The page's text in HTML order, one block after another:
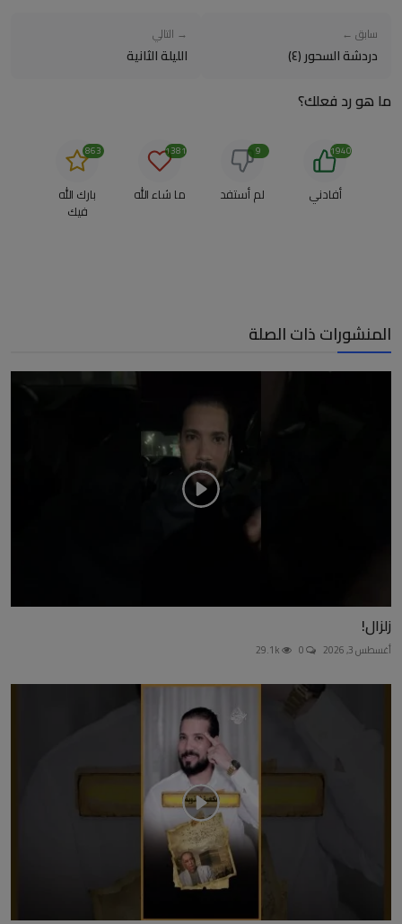
سابق ←
دردشة السحور (٤)
→ التالي
الليلة الثانية
ما هو رد فعلك؟
أفادني
1940
لم أستفد
9
ما شاء الله
1381
بارك الله
فيك
863
المنشورات ذات الصلة
زلزال!
أغسطس 3, 2026